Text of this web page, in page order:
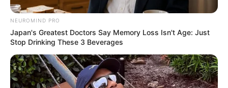
NEUROMIND PRO
Japan's Greatest Doctors Say Memory Loss Isn't Age: Just
Stop Drinking These 3 Beverages